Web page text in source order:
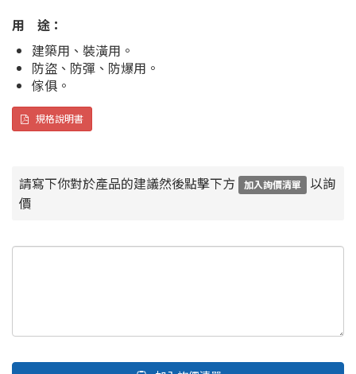
用 途：
建築用、裝潢用。
防盜、防彈、防爆用。
傢俱。
規格說明書
請寫下你對於產品的建議然後點擊下方 加入詢價清單
以詢
價